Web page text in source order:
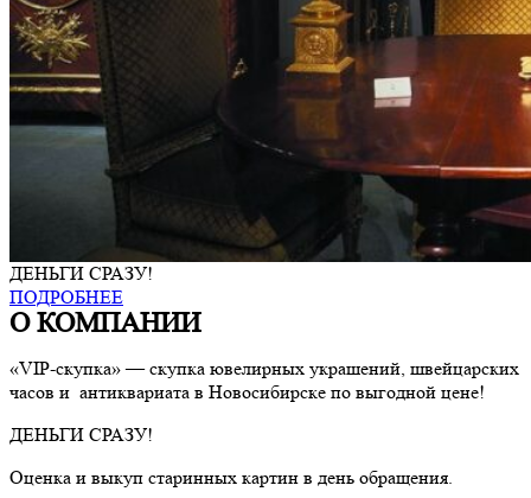
ДЕНЬГИ СРАЗУ!
ПОДРОБНЕЕ
О КОМПАНИИ
«VIP-скупка» — скупка ювелирных украшений, швейцарских
часов и антиквариата в Новосибирске по выгодной цене!
ДЕНЬГИ СРАЗУ!
Оценка и выкуп старинных картин в день обращения.